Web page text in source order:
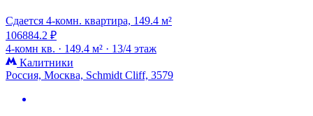
Сдается 4-комн. квартира, 149.4 м²
106884.2 ₽
4-комн кв. · 149.4 м² · 13/4 этаж
Калитники
Россия, Москва, Schmidt Cliff, 3579